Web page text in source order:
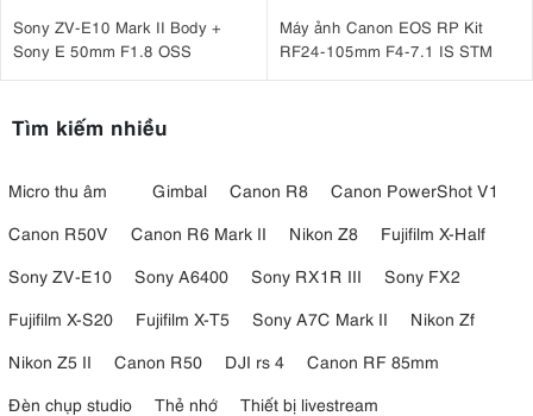
Sony ZV-E10 Mark II Body +
Sony E 50mm F1.8 OSS
Máy ảnh Canon EOS RP Kit
RF24-105mm F4-7.1 IS STM
Tìm kiếm nhiều
Micro thu âm Gimbal Canon R8
Canon PowerShot V1
Canon R50V
Canon R6 Mark II Nikon Z8
Fujifilm X-Half
Sony ZV-E10
Sony A6400 Sony RX1R III
Sony FX2
Fujifilm X-S20
Fujifilm X-T5 Sony A7C Mark II
Nikon Zf
Nikon Z5 II
Canon R50 DJI rs 4
Canon RF 85mm
Đèn chụp studio
Thẻ nhớ
Thiết bị livestream